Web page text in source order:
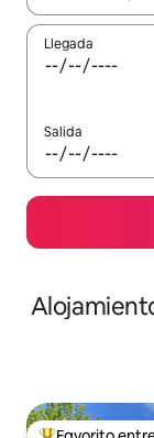
Llegada
Salida